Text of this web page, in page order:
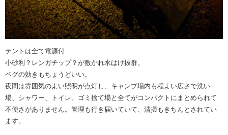
テントは全て電源付
小砂利？レンガチップ？が敷かれ水はけ抜群。
ペグの効きもちょうどいい。
夜間は雰囲気のよい照明が点灯し、キャンプ場内も程よい広さで洗い
場、シャワー、トイレ、ゴミ捨て場と全てがコンパクトにまとめられて
不便さがありません。管理も行き届いていて、清掃もきちんとされてい
ます。